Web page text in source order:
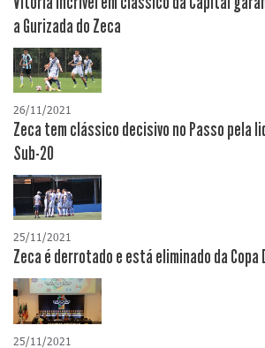
a Gurizada do Zeca
26/11/2021
Zeca tem clássico decisivo no Passo pela
Sub-20
25/11/2021
Zeca é derrotado e está eliminado da Copa
25/11/2021